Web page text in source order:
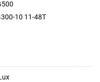
10 11-48T